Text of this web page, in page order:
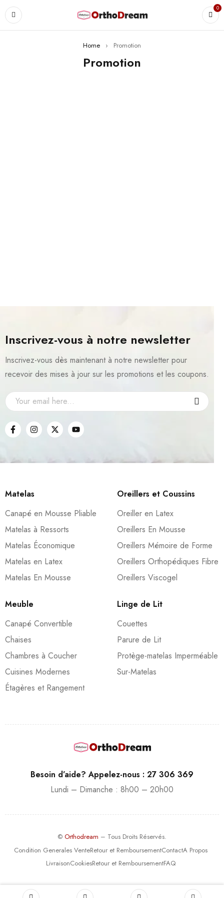
0
Home › Promotion
Promotion
Inscrivez-vous à notre newsletter
Inscrivez-vous dès maintenant à notre newsletter pour
recevoir des mises à jour sur les promotions et les coupons.
Matelas
Canapé en Mousse Pliable
Matelas à Ressorts
Matelas Économique
Matelas en Latex
Matelas En Mousse
Oreillers et Coussins
Oreiller en Latex
Oreillers En Mousse
Oreillers Mémoire de Forme
Oreillers Orthopédiques Fibre
Oreillers Viscogel
Meuble
Canapé Convertible
Chaises
Chambres à Coucher
Cuisines Modernes
Étagères et Rangement
Linge de Lit
Couettes
Parure de Lit
Protège-matelas Imperméable
Sur-Matelas
Besoin d’aide? Appelez-nous : 27 306 369
Lundi – Dimanche : 8h00 – 20h00
© Orthodream – Tous Droits Réservés.
Condition Generales VenteRetour et RemboursementContactA Propos
LivraisonCookiesRetour et RemboursementFAQ